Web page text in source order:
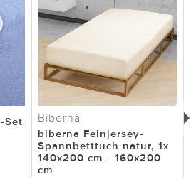
Set Biberna
biberna Feinjersey-
Spannbetttuch natur, 1x
140x200 cm - 160x200
cm